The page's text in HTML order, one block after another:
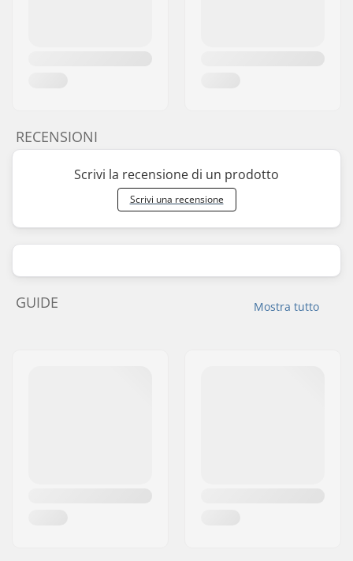
RECENSIONI
Scrivi la recensione di un prodotto
Scrivi una recensione
Mostra tutto
GUIDE